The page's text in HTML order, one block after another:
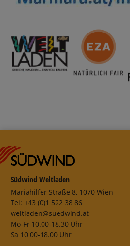
Südwind Weltladen
Mariahilfer Straße 8, 1070 Wien
Tel: +43 (0)1 522 38 86
weltladen@suedwind.at
Mo-Fr 10.00-18.30 Uhr
Sa 10.00-18.00 Uhr